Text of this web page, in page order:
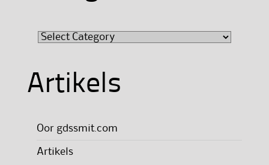
Artikels
Oor gdssmit.com
Artikels